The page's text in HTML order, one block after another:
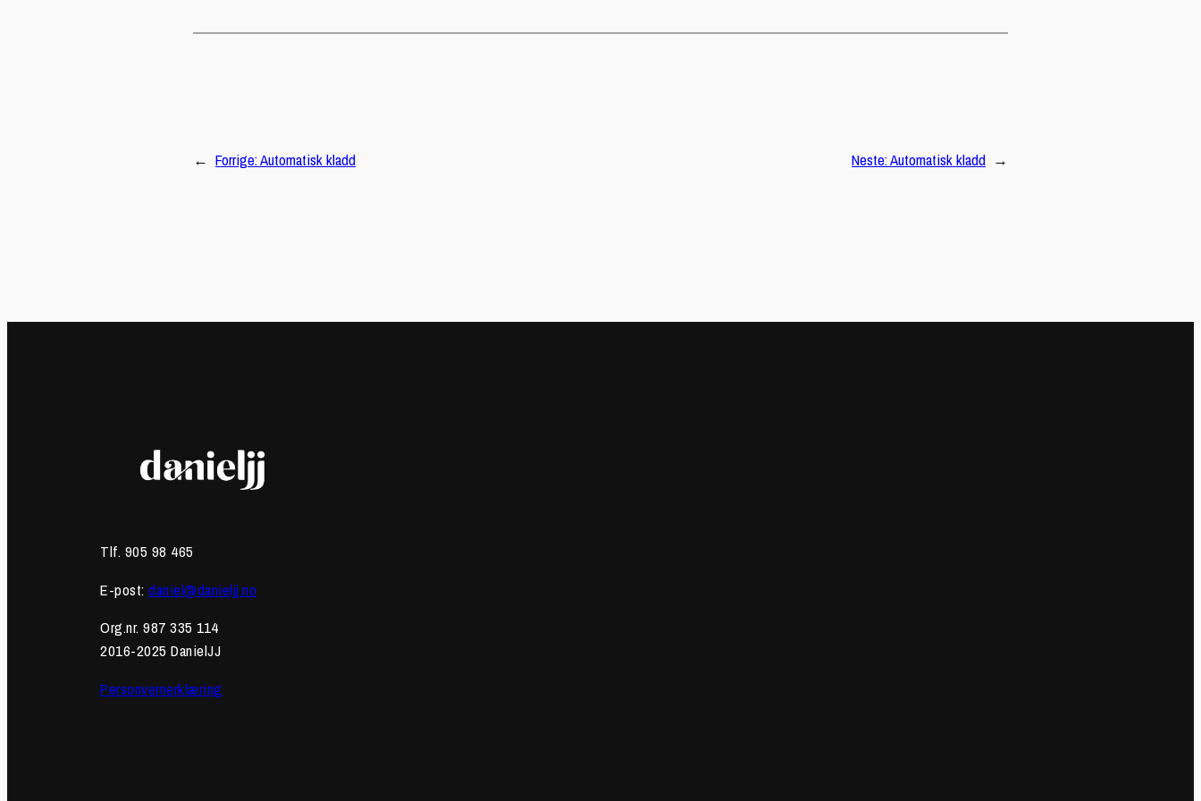
← Forrige:Automatisk kladd Neste:Automatisk kladd →
Tlf. 905 98 465
E-post: daniel@danieljj.no
Org.nr. 987 335 114
2016-2025 DanielJJ
Personvernerklæring